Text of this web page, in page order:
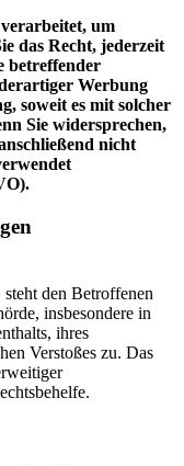
um
das Recht, jederzeit
betreffender
Werbung
soweit es mit solcher
Sie widersprechen,
nicht
den Betroffenen
insbesondere in
ihres
Verstoßes zu. Das